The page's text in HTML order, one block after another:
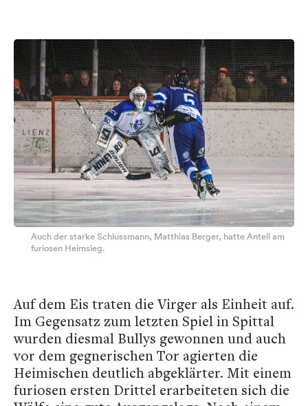
Auch der starke Schlussmann, Matthias Berger, hatte Anteil am
furiosen Heimsieg.
Auf dem Eis traten die Virger als Einheit auf.
Im Gegensatz zum letzten Spiel in Spittal
wurden diesmal Bullys gewonnen und auch
vor dem gegnerischen Tor agierten die
Heimischen deutlich abgeklärter. Mit einem
furiosen ersten Drittel erarbeiteten sich die